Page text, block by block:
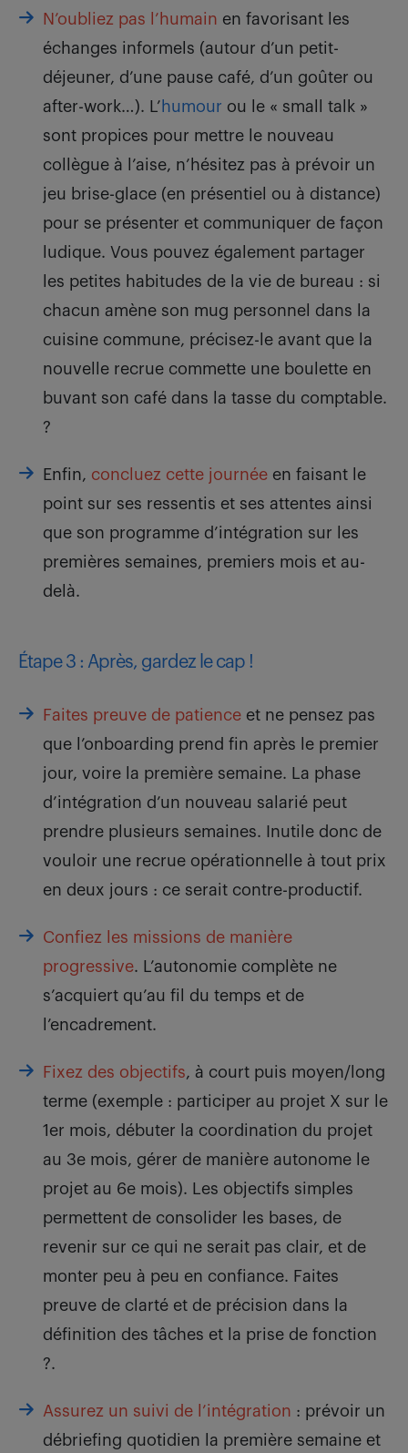
N’oubliez pas l’humain en favorisant les
échanges informels (autour d’un petit-
déjeuner, d’une pause café, d’un goûter ou
after-work…). L’ humour ou le « small talk »
sont propices pour mettre le nouveau
collègue à l’aise, n’hésitez pas à prévoir un
jeu brise-glace (en présentiel ou à distance)
pour se présenter et communiquer de façon
ludique. Vous pouvez également partager
les petites habitudes de la vie de bureau : si
chacun amène son mug personnel dans la
cuisine commune, précisez-le avant que la
nouvelle recrue commette une boulette en
buvant son café dans la tasse du comptable.
?
Enfin, concluez cette journée en faisant le
point sur ses ressentis et ses attentes ainsi
que son programme d’intégration sur les
premières semaines, premiers mois et au-
delà.
Étape 3 : Après, gardez le cap !
Faites preuve de patience et ne pensez pas
que l’onboarding prend fin après le premier
jour, voire la première semaine. La phase
d’intégration d’un nouveau salarié peut
prendre plusieurs semaines. Inutile donc de
vouloir une recrue opérationnelle à tout prix
en deux jours : ce serait contre-productif.
Confiez les missions de manière
progressive. L’autonomie complète ne
s’acquiert qu’au fil du temps et de
l’encadrement.
Fixez des objectifs, à court puis moyen/long
terme (exemple : participer au projet X sur le
1er mois, débuter la coordination du projet
au 3e mois, gérer de manière autonome le
projet au 6e mois). Les objectifs simples
permettent de consolider les bases, de
revenir sur ce qui ne serait pas clair, et de
monter peu à peu en confiance. Faites
preuve de clarté et de précision dans la
définition des tâches et la prise de fonction
?.
Assurez un suivi de l’intégration : prévoir un
débriefing quotidien la première semaine et